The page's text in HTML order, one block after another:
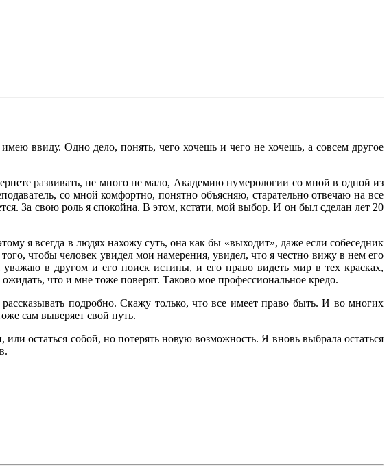
ввиду. Одно дело, понять, чего хочешь и чего не хочешь, а совсем другое
развивать, не много не мало, Академию нумерологии со мной в одной из
со мной комфортно, понятно объясняю, старательно отвечаю на все
За свою роль я спокойна. В этом, кстати, мой выбор. И он был сделан лет 20
я всегда в людях нахожу суть, она как бы «выходит», даже если собеседник
чтобы человек увидел мои намерения, увидел, что я честно вижу в нем его
уважаю в другом и его поиск истины, и его право видеть мир в тех красках,
что и мне тоже поверят. Таково мое профессиональное кредо.
подробно. Скажу только, что все имеет право быть. И во многих
сам выверяет свой путь.
остаться собой, но потерять новую возможность. Я вновь выбрала остаться